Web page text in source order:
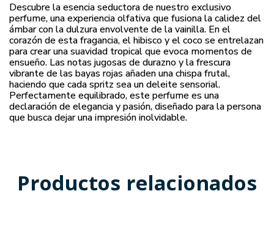
Descubre la esencia seductora de nuestro exclusivo
perfume, una experiencia olfativa que fusiona la calidez del
ámbar con la dulzura envolvente de la vainilla. En el
corazón de esta fragancia, el hibisco y el coco se entrelazan
para crear una suavidad tropical que evoca momentos de
ensueño. Las notas jugosas de durazno y la frescura
vibrante de las bayas rojas añaden una chispa frutal,
haciendo que cada spritz sea un deleite sensorial.
Perfectamente equilibrado, este perfume es una
declaración de elegancia y pasión, diseñado para la persona
que busca dejar una impresión inolvidable.
Productos relacionados